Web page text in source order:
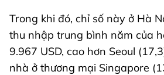
Trong khi đó, chỉ số này ở Hà
thu nhập trung bình năm của
9.967 USD, cao hơn Seoul
nhà ở thương mại Singapore